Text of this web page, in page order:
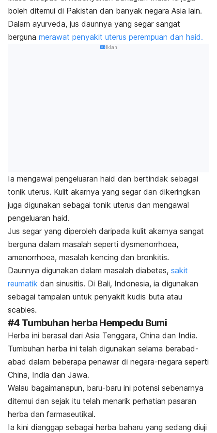
boleh ditemui di Pakistan dan banyak negara Asia lain.
Dalam ayurveda, jus daunnya yang segar sangat
berguna merawat penyakit uterus perempuan dan haid.
Iklan
Ia mengawal pengeluaran haid dan bertindak sebagai
tonik uterus. Kulit akarnya yang segar dan dikeringkan
juga digunakan sebagai tonik uterus dan mengawal
pengeluaran haid.
Jus segar yang diperoleh daripada kulit akarnya sangat
berguna dalam masalah seperti dysmenorrhoea,
amenorrhoea, masalah kencing dan bronkitis.
Daunnya digunakan dalam masalah diabetes, sakit
reumatik dan sinusitis. Di Bali, Indonesia, ia digunakan
sebagai tampalan untuk penyakit kudis buta atau
scabies.
#4 Tumbuhan herba Hempedu Bumi
Herba ini berasal dari Asia Tenggara, China dan India.
Tumbuhan herba ini telah digunakan selama berabad-
abad dalam beberapa penawar di negara-negara seperti
China, India dan Jawa.
Walau bagaimanapun, baru-baru ini potensi sebenarnya
ditemui dan sejak itu telah menarik perhatian pasaran
herba dan farmaseutikal.
Ia kini dianggap sebagai herba baharu yang sedang diuji